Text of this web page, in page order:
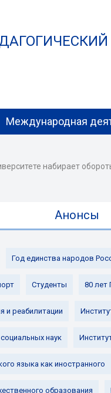
Международная
набирает
Анонсы
Год единства народов
Студенты 80 лет
и реабилитации
наук
языка как иностранного
образования